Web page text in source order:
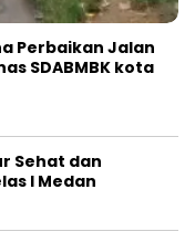
Perbaikan Jalan
SDABMBK kota
Sehat dan
I Medan